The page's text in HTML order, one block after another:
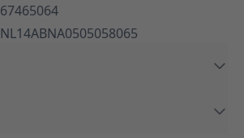
67465064
NL14ABNA0505058065